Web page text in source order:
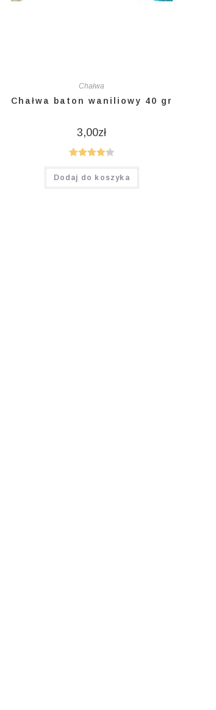
Chałwa
Chałwa baton waniliowy 40 gr
3,00zł
Oceniono
4.33na 5
Dodaj do koszyka